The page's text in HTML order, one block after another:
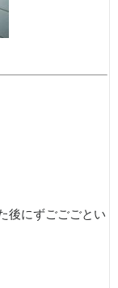
後にずごごごとい